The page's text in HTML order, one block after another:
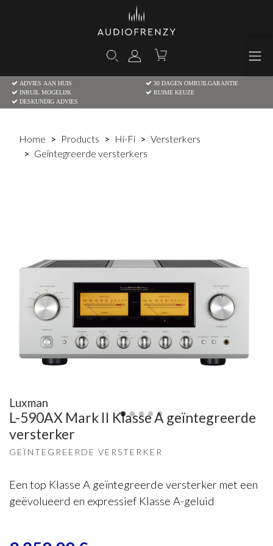
ADVIES AAN HUIS
30 DAGEN OMRUILGARANTIE
INRUIL MOGELIJK
RUIME KEUZE
DESKUNDIG ADVIES
Home Products Hi-Fi
Versterkers
Geïntegreerde versterkers
Luxman
L-590AX Mark II Klasse A geïntegreerde
versterker
GEÏNTEGREERDE VERSTERKER
Een top Klasse A geïntegreerde versterker met een
geëvolueerd en expressief Klasse A-geluid